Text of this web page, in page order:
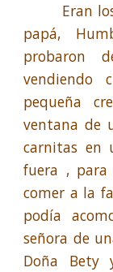
Eran
papá,
probaron
vendiendo
pequeña
ventana de
carnitas en
fuera ,
comer a la
podía
señora de
Doña Bety